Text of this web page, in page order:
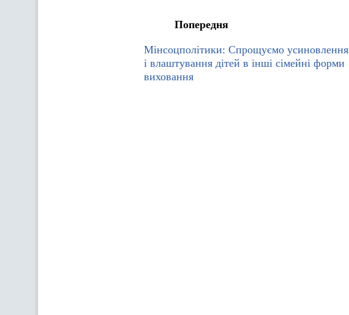
Попередня
Мінсоцполітики: Спрощуємо усиновлення
і влаштування дітей в інші сімейні форми
виховання